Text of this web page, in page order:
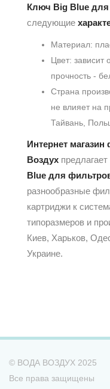
Ключ Big Blue
следующие
Материал:
Цвет: зависит
прочность -
Страна
не влияет на
Тайвань,
Интернет
Воздух
Blue для
разнообразные
картриджи к
типоразмеров и
Киев, Харьков,
Украине.
© ВОДА ВОЗДУХ 2025
Все права защищены